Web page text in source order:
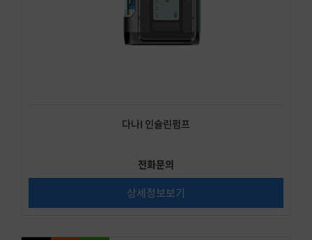
다나I 인슐린펌프
전화문의
상세정보보기